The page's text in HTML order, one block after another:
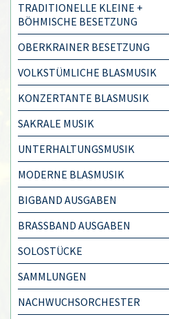
TRADITIONELLE KLEINE +
BÖHMISCHE BESETZUNG
OBERKRAINER BESETZUNG
VOLKSTÜMLICHE BLASMUSIK
KONZERTANTE BLASMUSIK
SAKRALE MUSIK
UNTERHALTUNGSMUSIK
MODERNE BLASMUSIK
BIGBAND AUSGABEN
BRASSBAND AUSGABEN
SOLOSTÜCKE
SAMMLUNGEN
NACHWUCHSORCHESTER